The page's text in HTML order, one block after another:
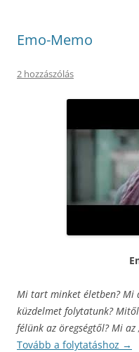
Emo-Memo
2 hozzászólás
Mi tart minket életben? Mi
küzdelmet folytatunk?
félünk az öregségtől? Mi az
Tovább a folytatáshoz →